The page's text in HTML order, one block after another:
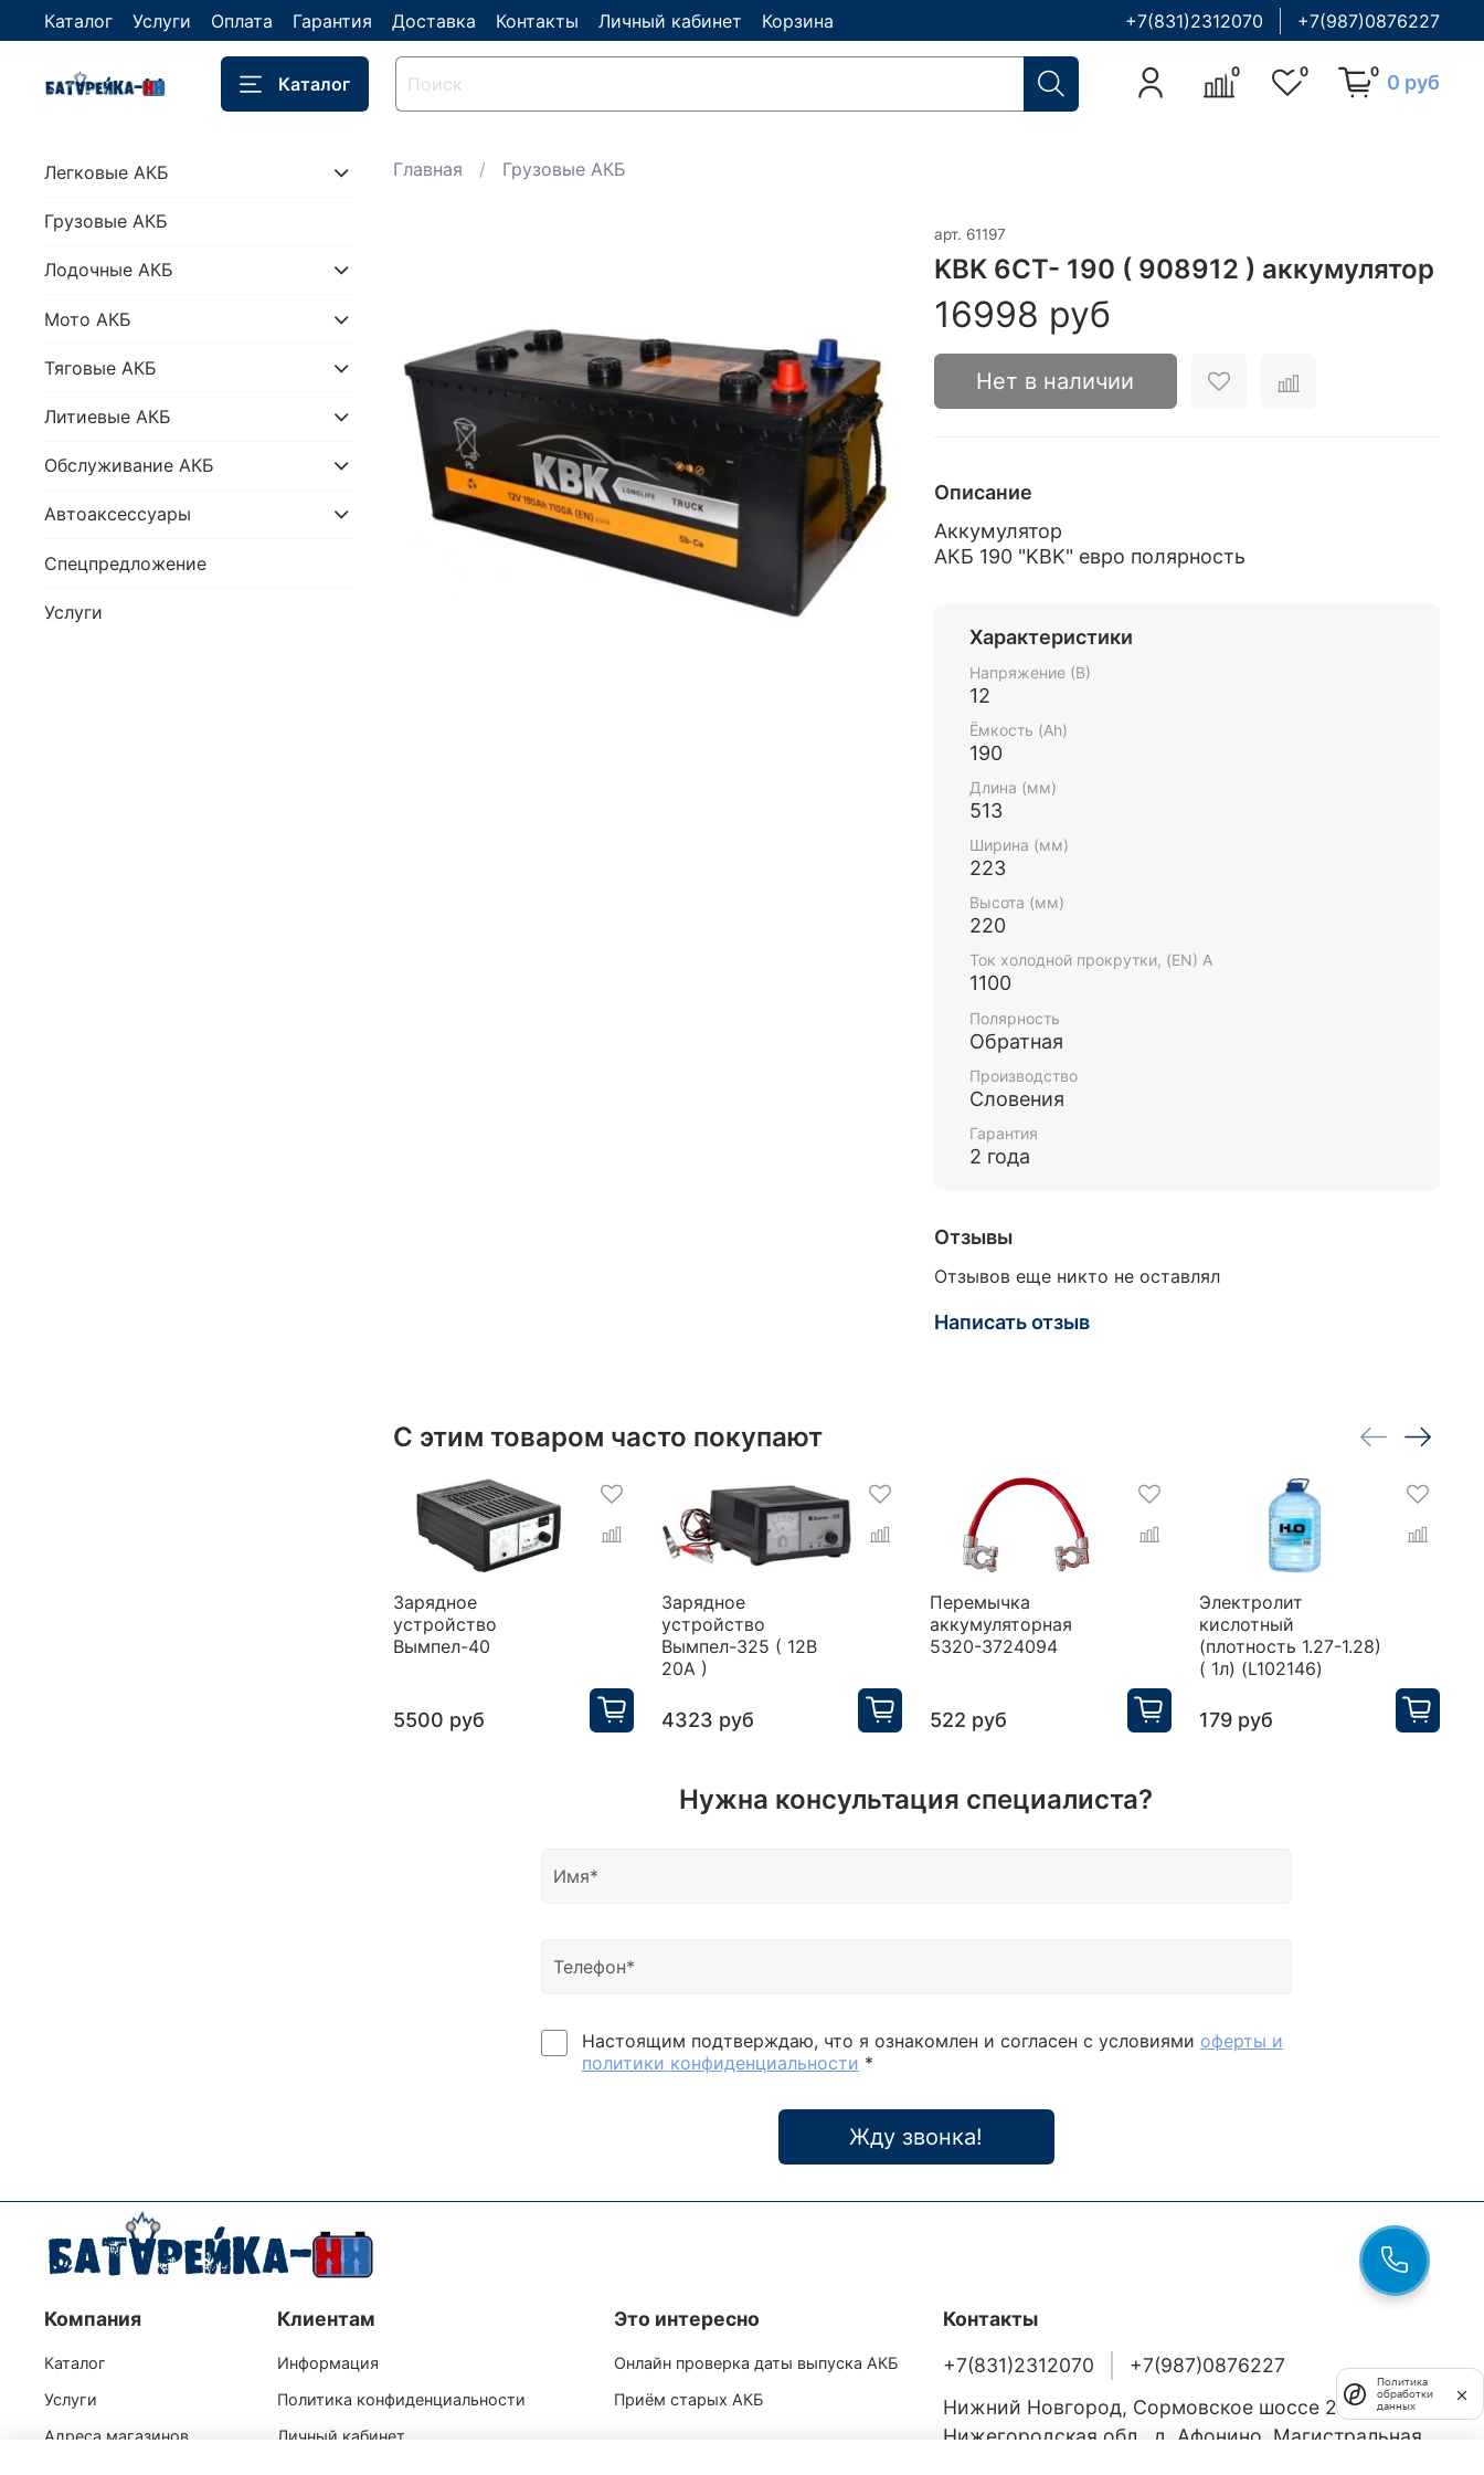
Каталог Услуги Оплата Гарантия Доставка Контакты Личный кабинет Корзина +7(831)2312070 +7(987)0876227
Каталог
0 0 0 0 руб
Главная Грузовые АКБ
арт. 61197
KBK 6CT- 190 ( 908912 ) аккумулятор
16998 руб
Нет в наличии
Описание
Аккумулятор
АКБ 190 "KBK" евро полярность
Характеристики
Напряжение (В)
12
Ёмкость (Ah)
190
Длина (мм)
513
Ширина (мм)
223
Высота (мм)
220
Ток холодной прокрутки, (EN) А
1100
Полярность
Обратная
Производство
Словения
Гарантия
2 года
Отзывы
Отзывов еще никто не оставлял
Написать отзыв
С этим товаром часто покупают
Зарядное
устройство
Вымпел-40
5500 руб
Зарядное
устройство
Вымпел-325 ( 12В
20А )
4323 руб
Перемычка
аккумуляторная
5320-3724094
522 руб
Электролит
кислотный
(плотность 1.27-1.28)
( 1л) (L102146)
179 руб
Нужна консультация специалиста?
Настоящим подтверждаю, что я ознакомлен и согласен с условиями оферты и
политики конфиденциальности *
Жду звонка!
Легковые АКБ
Грузовые АКБ
Лодочные АКБ
Мото АКБ
Тяговые АКБ
Литиевые АКБ
Обслуживание АКБ
Автоаксессуары
Спецпредложение
Услуги
Компания
Каталог
Услуги
Адреса магазинов
Клиентам
Информация
Политика конфиденциальности
Личный кабинет
Это интересно
Онлайн проверка даты выпуска АКБ
Приём старых АКБ
Контакты
+7(831)2312070
+7(987)0876227
Нижний Новгород, Сормовское шоссе 24/36
Нижегородская обл., д. Афонино, Магистральная
Политика
обработки
данных